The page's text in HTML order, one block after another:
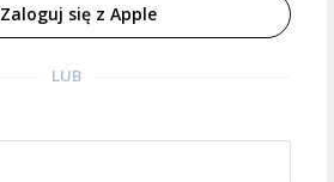
Zaloguj się z Apple
LUB